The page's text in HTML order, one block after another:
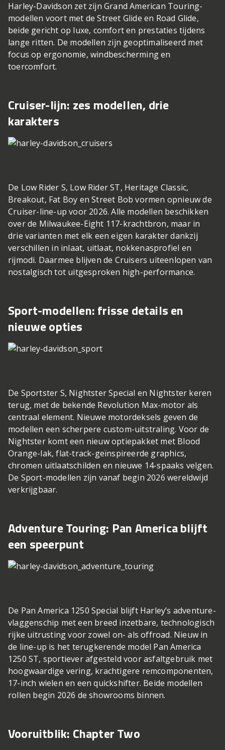
Harley-Davidson zet zijn Grand American Touring-
modellen voort met de Street Glide en Road Glide,
beide gericht op luxe, comfort en prestaties tijdens
lange ritten. De modellen zijn geoptimaliseerd met
focus op ergonomie, windbescherming en
toercomfort.
Cruiser-lijn: zes modellen, drie
karakters
De Low Rider S, Low Rider ST, Heritage Classic,
Breakout, Fat Boy en Street Bob vormen opnieuw de
Cruiser-line-up voor 2026. Alle modellen beschikken
over de Milwaukee-Eight 117-krachtbron, maar in
drie varianten met elk een eigen karakter dankzij
verschillen in inlaat, uitlaat, nokkenasprofiel en
rijmodi. Daarmee blijven de Cruisers uiteenlopen van
nostalgisch tot uitgesproken high-performance.
Sport-modellen: frisse details en
nieuwe opties
De Sportster S, Nightster Special en Nightster keren
terug, met de bekende Revolution Max-motor als
centraal element. Nieuwe motordeksels geven de
modellen een scherpere custom-uitstraling. Voor de
Nightster komt een nieuw optiepakket met Blood
Orange-lak, flat-track-geïnspireerde graphics,
chromen uitlaatschilden en nieuwe 14-spaaks velgen.
De Sport-modellen zijn vanaf begin 2026 wereldwijd
verkrijgbaar.
Adventure Touring: Pan America blijft
een speerpunt
De Pan America 1250 Special blijft Harley’s adventure-
vlaggenschip met een breed inzetbare, technologisch
rijke uitrusting voor zowel on- als offroad. Nieuw in
de line-up is het terugkerende model Pan America
1250 ST, sportiever afgesteld voor asfaltgebruik met
hoogwaardige vering, krachtigere remcomponenten,
17-inch wielen en een quickshifter. Beide modellen
rollen begin 2026 de showrooms binnen.
Vooruitblik: Chapter Two